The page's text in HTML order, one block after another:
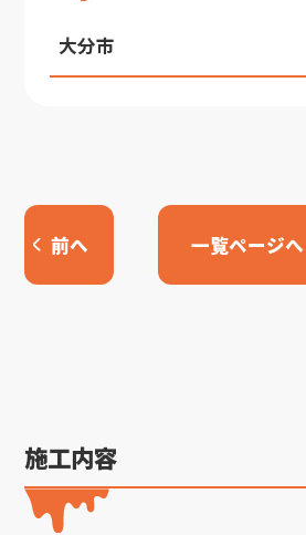
大分市
前へ 一覧ページへ
施工内容